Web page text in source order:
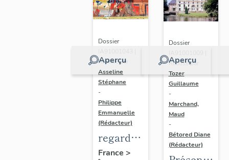
Aperçu
Dossier
Réalisé par
Asseline
Stéphane
-
Philippe
Emmanuelle
(Rédacteur)
regard
photographique
France >
Aperçu
Dossier
Réalisé par
Tozer
Guillaume
-
Marchand,
Maud
-
Bétored Diane
(Rédacteur)